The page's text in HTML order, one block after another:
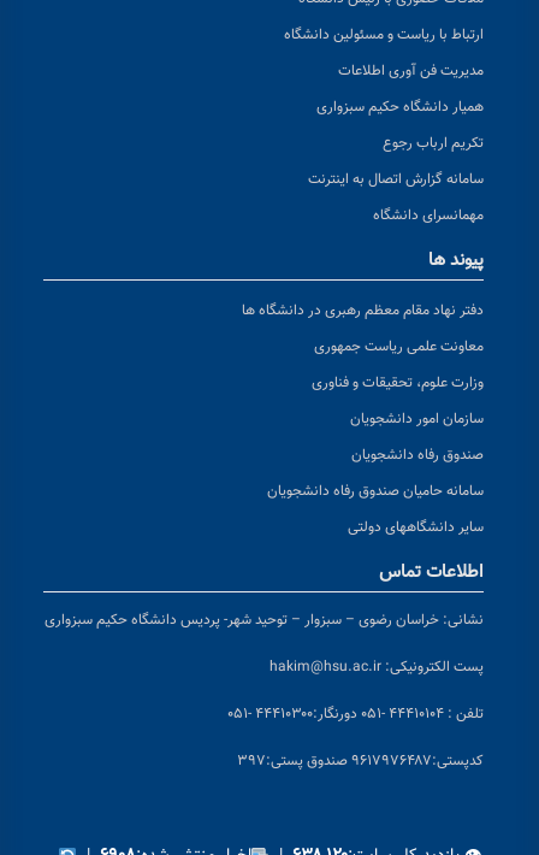
ارتباط با ریاست و مسئولین دانشگاه
مدیریت فن آوری اطلاعات
همیار دانشگاه حکیم سبزواری
تکریم ارباب رجوع
سامانه گزارش اتصال به اینترنت
مهمانسرای دانشگاه
پیوند ها
دفتر نهاد مقام معظم رهبری در دانشگاه ها
معاونت علمی ریاست جمهوری
وزارت علوم، تحقیقات و فناوری
سازمان امور دانشجویان
صندوق رفاه دانشجویان
سامانه حامیان صندوق رفاه دانشجویان
سایر دانشگاههای دولتی
اطلاعات تماس
نشانی: خراسان رضوی – سبزوار – توحید شهر- پردیس دانشگاه حکیم سبزواری
پست الکترونیکی: hakim@hsu.ac.ir
تلفن : ۴۴۴۱۰۱۰۴ -۰۵۱ دورنگار:۴۴۴۱۰۳۰۰ -۰۵۱
کدپستی:۹۶۱۷۹۷۶۴۸۷ صندوق پستی:۳۹۷